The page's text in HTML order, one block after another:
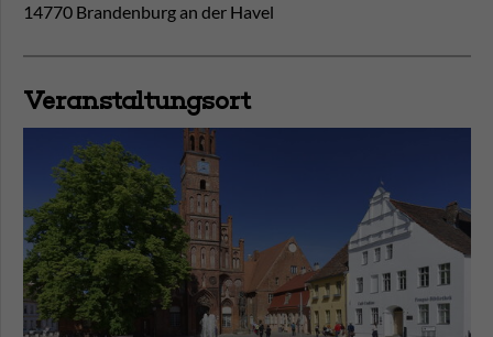
14770 Brandenburg an der Havel
Veranstaltungsort